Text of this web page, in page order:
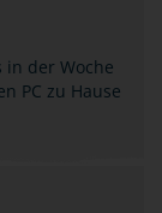
in der Woche
PC zu Hause